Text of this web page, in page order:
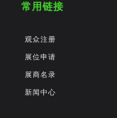
常用链接
观众注册
展位申请
展商名录
新闻中心